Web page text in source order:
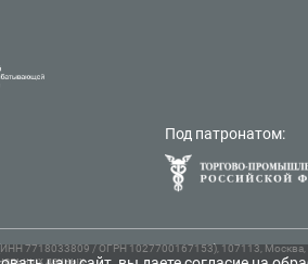
Под патронатом:
7718033809 / ОГРН 1027700167153), 107113, Москва,
данных